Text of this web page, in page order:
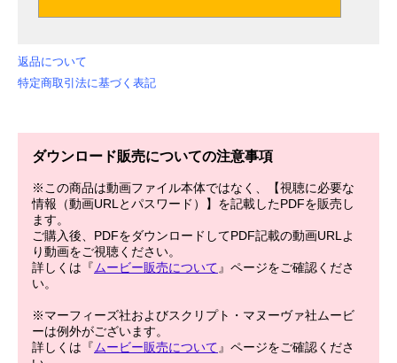
返品について
特定商取引法に基づく表記
ダウンロード販売についての注意事項
※この商品は動画ファイル本体ではなく、【視聴に必要な
情報（動画URLとパスワード）】を記載したPDFを販売し
ます。
ご購入後、PDFをダウンロードしてPDF記載の動画URLよ
り動画をご視聴ください。
詳しくは『 ムービー販売について 』ページをご確認くださ
い。
※マーフィーズ社およびスクリプト・マヌーヴァ社ムービ
ーは例外がございます。
詳しくは『 ムービー販売について 』ページをご確認くださ